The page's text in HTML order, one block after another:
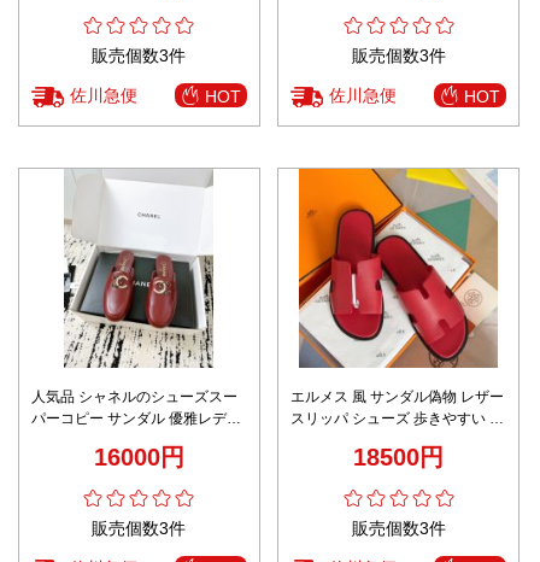
販売個数3件
佐川急便 HOT
販売個数3件
佐川急便 HOT
人気品 シャネルのシューズスー
パーコピー サンダル 優雅レディ
16000円
販売個数3件
エルメス 風 サンダル偽物 レザー
スリッパ シューズ 歩きやすい 男
18500円
販売個数3件